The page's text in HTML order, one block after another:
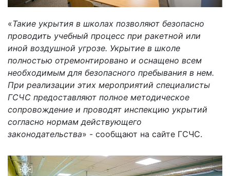
«Такие укрытия в школах позволяют безопасно
проводить учебный процесс при ракетной или
иной воздушной угрозе. Укрытие в школе
полностью отремонтировано и оснащено всем
необходимым для безопасного пребывания в нем.
При реализации этих мероприятий специалисты
ГСЧС предоставляют полное методическое
сопровождение и проводят инспекцию укрытий
согласно нормам действующего
законодательства» - сообщают на сайте ГСЧС.